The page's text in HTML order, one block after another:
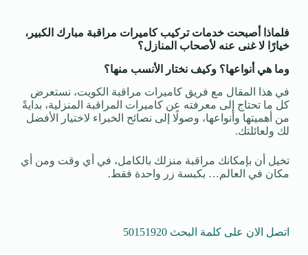
فلماذا أصبحت خدمات تركيب كاميرات مراقبة مبارك الكبير،
خيارًا لا غنى عنه لأصحاب المنازل؟
وما هي أنواعها؟ وكيف نختار الأنسب منها؟
في هذا المقال مع فريق كاميرات مراقبة الكويت، نستعرض
كل ما تحتاج إلى معرفته عن كاميرات المراقبة المنزلية، بدايةً
من أهميتها وأنواعها، وصولًا إلى نصائح الخبراء لاختيار الأفضل
لك ولعائلتك.
تخيل أن بإمكانك مراقبة منزلك بالكامل، في أي وقت ومن أي
مكان في العالم… بكبسة زر واحدة فقط.
اتصل الان على كلمة البحث 50151920